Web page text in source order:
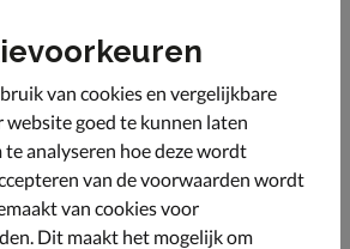
pantoffel met instap
uitgevoerd in textiel.
van wol wat je voeten
tijdens de koudere dagen.
rubberen buitenzool voor een lichte
van cookies en vergelijkbare
website goed te kunnen laten
analyseren hoe deze wordt
van de voorwaarden wordt
van cookies voor
Dit maakt het mogelijk om